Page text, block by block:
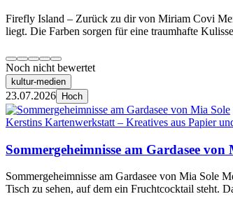
Firefly Island – Zurück zu dir von Miriam Covi
liegt. Die Farben sorgen für eine traumhafte
Noch nicht bewertet
kultur-medien
23.07.2026 Hoch
Kerstins Kartenwerkstatt – Kreatives aus Papier
Sommergeheimnisse am Gardasee von
Sommergeheimnisse am Gardasee von Mia Sole
Tisch zu sehen, auf dem ein Fruchtcocktail steht.